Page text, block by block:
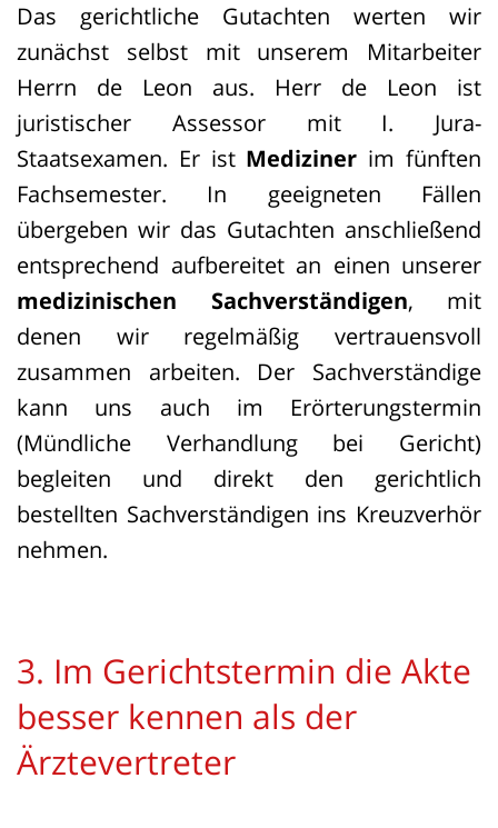
Das gerichtliche Gutachten werten wir
zunächst selbst mit unserem Mitarbeiter
Herrn de Leon aus. Herr de Leon ist
juristischer Assessor mit I. Jura-
Staatsexamen. Er ist Mediziner im fünften
Fachsemester. In geeigneten Fällen
übergeben wir das Gutachten anschließend
entsprechend aufbereitet an einen unserer
medizinischen Sachverständigen, mit
denen wir regelmäßig vertrauensvoll
zusammen arbeiten. Der Sachverständige
kann uns auch im Erörterungstermin
(Mündliche Verhandlung bei Gericht)
begleiten und direkt den gerichtlich
bestellten Sachverständigen ins Kreuzverhör
nehmen.
3. Im Gerichtstermin die Akte
besser kennen als der
Ärztevertreter